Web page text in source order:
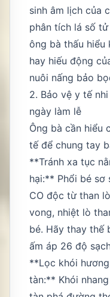
sinh âm lịch của
phân tích lá số
ông bà thấu hiểu
hay hiếu động
nuôi nấng bảo
2. Bảo vệ y tế
ngày làm lễ
Ông bà cần hiểu
tế để chung tay
**Tránh xa tục
hại:** Phổi bé sơ
CO độc từ than
vong, nhiệt lò
bé. Hãy thay thế
ấm áp 26 độ
**Lọc khói
tàn:** Khói